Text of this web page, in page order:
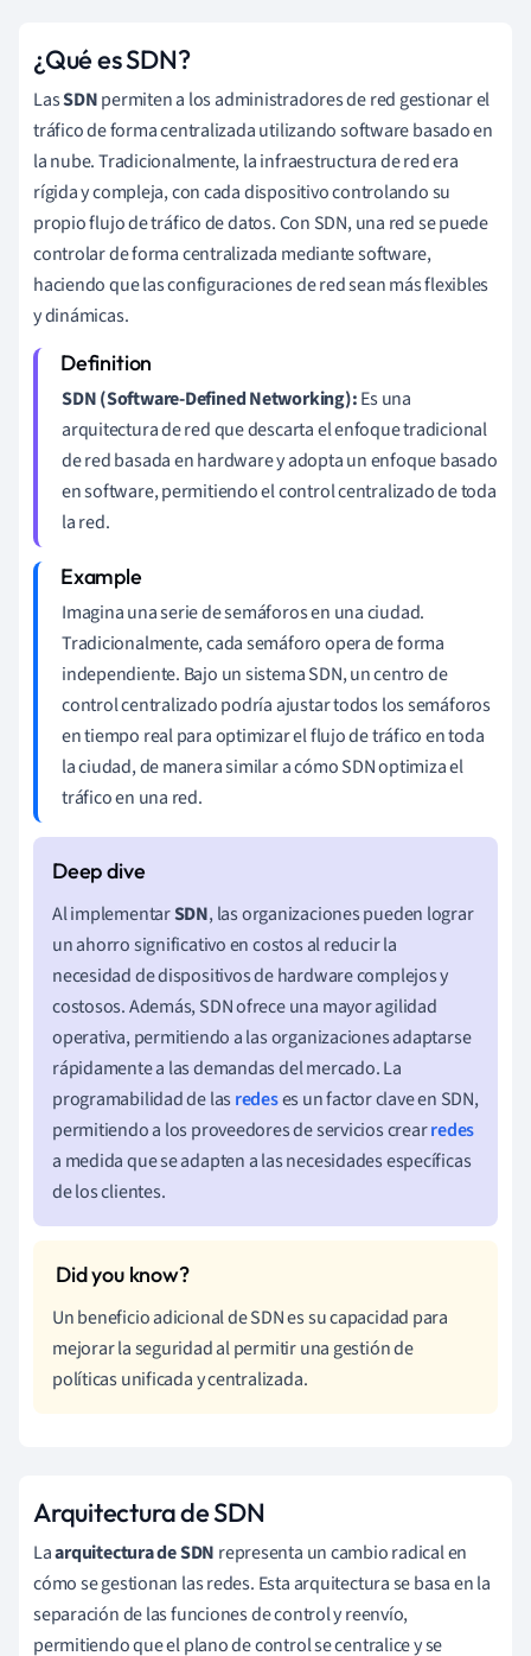
¿Qué es SDN?
LasSDNpermiten a los administradores de red gestionar el
tráfico de forma centralizada utilizando software basado en
la nube. Tradicionalmente, la infraestructura de red era
rígida y compleja, con cada dispositivo controlando su
propio flujo de tráfico de datos. Con SDN, una red se puede
controlar de forma centralizada mediante software,
haciendo que las configuraciones de red sean más flexibles
y dinámicas.
SDN (Software-Defined Networking):Es una
arquitectura de red que descarta el enfoque tradicional
de red basada en hardware y adopta un enfoque basado
en software, permitiendo el control centralizado de toda
la red.
Imagina una serie de semáforos en una ciudad.
Tradicionalmente, cada semáforo opera de forma
independiente. Bajo un sistema SDN, un centro de
control centralizado podría ajustar todos los semáforos
en tiempo real para optimizar el flujo de tráfico en toda
la ciudad, de manera similar a cómo SDN optimiza el
tráfico en una red.
Al implementarSDN, las organizaciones pueden lograr
un ahorro significativo en costos al reducir la
necesidad de dispositivos de hardware complejos y
costosos. Además, SDN ofrece una mayor agilidad
operativa, permitiendo a las organizaciones adaptarse
rápidamente a las demandas del mercado. La
programabilidad de las redeses un factor clave en SDN,
permitiendo a los proveedores de servicios crearredes
a medida que se adapten a las necesidades específicas
de los clientes.
Un beneficio adicional de SDN es su capacidad para
mejorar la seguridad al permitir una gestión de
políticas unificada y centralizada.
Arquitectura de SDN
Laarquitectura de SDN representa un cambio radical en
cómo se gestionan las redes. Esta arquitectura se basa en la
separación de las funciones de control y reenvío,
permitiendo que el plano de control se centralice y se